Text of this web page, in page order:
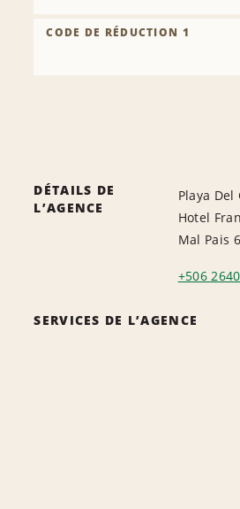
CODE DE RÉDUCTION 1
DÉTAILS DE
L’AGENCE
Playa Del
Hotel
Mal Pais
+506
SERVICES DE L’AGENCE